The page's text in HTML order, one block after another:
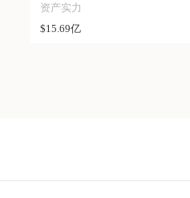
资产实力
$15.69亿